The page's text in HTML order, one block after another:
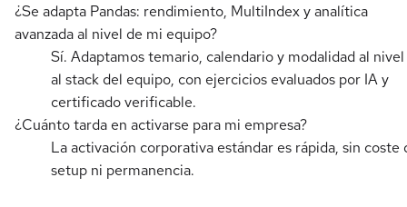
¿Se adapta Pandas: rendimiento, MultiIndex y analítica
avanzada al nivel de mi equipo?
Sí. Adaptamos temario, calendario y modalidad al
al stack del equipo, con ejercicios evaluados por IA y
certificado verificable.
¿Cuánto tarda en activarse para mi empresa?
La activación corporativa estándar es rápida, sin coste
setup ni permanencia.